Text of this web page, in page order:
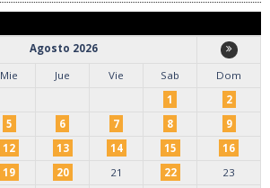
Agosto 2026
Mie Jue Vie Sab
Dom
1
2
5 6 7 8
9
12 13 14 15
16
19 20 21 22
23